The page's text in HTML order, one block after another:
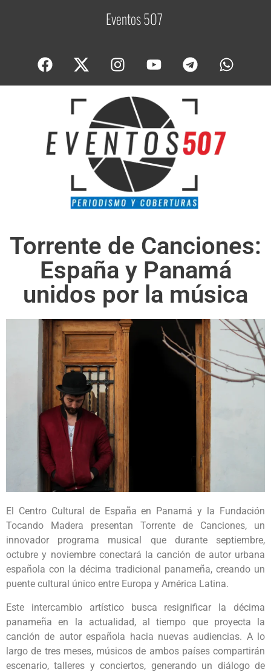
Eventos 507C
Torrente de Canciones:
España y Panamá
unidos por la música
El Centro Cultural de España en Panamá y la Fundación
Tocando Madera presentan Torrente de Canciones, un
innovador programa musical que durante septiembre,
octubre y noviembre conectará la canción de autor urbana
española con la décima tradicional panameña, creando un
puente cultural único entre Europa y América Latina.
Este intercambio artístico busca resignificar la décima
panameña en la actualidad, al tiempo que proyecta la
canción de autor española hacia nuevas audiencias. A lo
largo de tres meses, músicos de ambos países compartirán
escenario, talleres y conciertos, generando un diálogo de